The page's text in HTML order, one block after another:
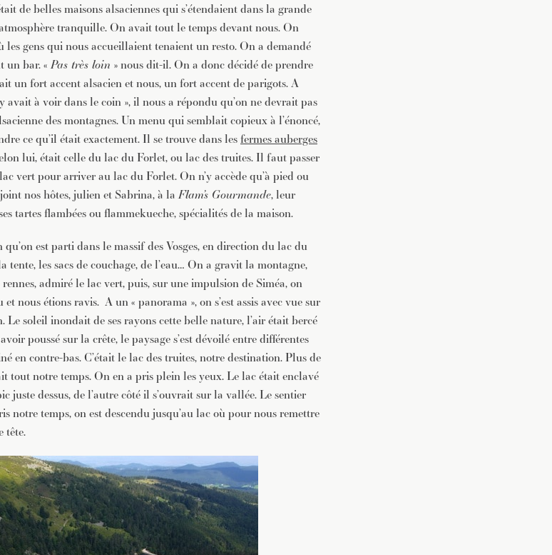
de belles maisons alsaciennes qui s’étendaient dans la grande
tranquille. On avait tout le temps devant nous. On
gens qui nous accueillaient tenaient un resto. On a demandé
un bar. «Pas très loin » nous dit-il. On a donc décidé de prendre
un fort accent alsacien et nous, un fort accent de parigots. A
avait à voir dans le coin », il nous a répondu qu’on ne devrait pas
des montagnes. Un menu qui semblait copieux à l’énoncé,
ce qu’il était exactement. Il se trouve dans lesfermes auberges
lui, était celle du lac du Forlet, ou lac des truites. Il faut passer
vert pour arriver au lac du Forlet. On n’y accède qu’à pied ou
nos hôtes, julien et Sabrina, à laFlam’s Gourmande, leur
tartes flambées ou flammekueche, spécialités de la maison.
qu’on est parti dans le massif des Vosges, en direction du lac du
les sacs de couchage, de l’eau… On a gravit la montagne,
admiré le lac vert, puis, sur une impulsion de Siméa, on
nous étions ravis. A un « panorama », on s’est assis avec vue sur
soleil inondait de ses rayons cette belle nature, l’air était bercé
poussé sur la crête, le paysage s’est dévoilé entre différentes
en contre-bas. C’était le lac des truites, notre destination. Plus de
tout notre temps. On en a pris plein les yeux. Le lac était enclavé
dessus, de l’autre côté il s’ouvrait sur la vallée. Le sentier
notre temps, on est descendu jusqu’au lac où pour nous remettre
tête.